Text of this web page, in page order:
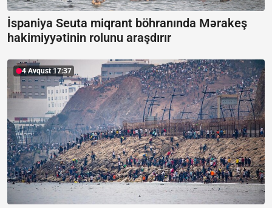
İspaniya Seuta miqrant böhranında Mərakeş
hakimiyyətinin rolunu araşdırır
4 Avqust 17:37